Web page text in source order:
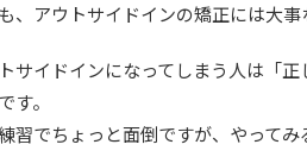
、アウトサイドインの矯正には大事
サイドインになってしまう人は「
す。
習でちょっと面倒ですが、やって